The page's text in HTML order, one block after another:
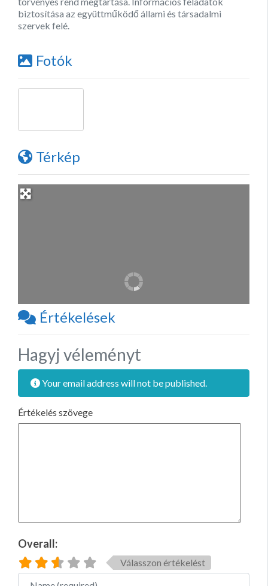
biztosítása az együttműködő állami és társadalmi
szervek felé.
Fotók
Térkép
Értékelések
Hagyj véleményt
Your email address will not be published.
Értékelés szövege
Overall:
Válasszon értékelést
Name